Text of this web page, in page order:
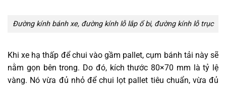
Đường kính bánh xe, đường kính lỗ lắp ổ bi, đường kính lỗ trục
Khi xe hạ thấp để chui vào gầm pallet, cụm bánh tải này sẽ
nằm gọn bên trong. Do đó, kích thước 80×70 mm là tỷ lệ
vàng. Nó vừa đủ nhỏ để chui lọt pallet tiêu chuẩn, vừa đủ